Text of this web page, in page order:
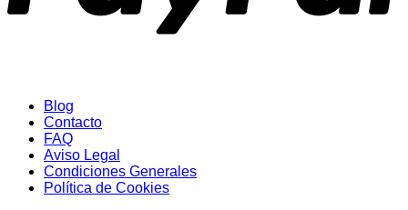
Blog
Contacto
FAQ
Aviso Legal
Condiciones Generales
Política de Cookies